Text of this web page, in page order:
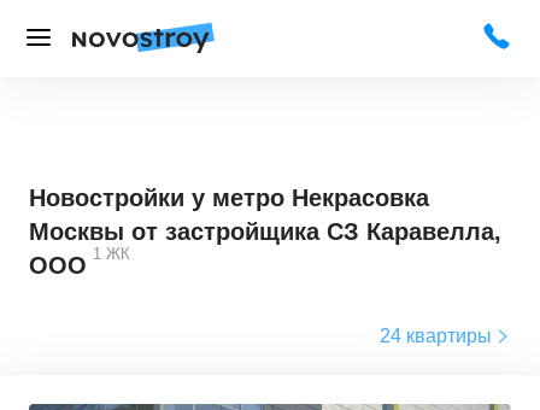
Новостройки у метро Некрасовка
Москвы от застройщика СЗ Каравелла,
ООО 1 ЖК
24 квартиры